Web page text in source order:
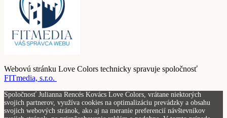
Webovú stránku Love Colors technicky spravuje spoločnosť
FITmedia, s.r.o.
Spoločnosť Julianna Rencés Kovács Love Colors, vrátane niektorých
svojich partnerov, využíva cookies na optimalizáciu prevádzky a obsahu
svojich webových stránok, ako aj na meranie preferencií návštevníkov